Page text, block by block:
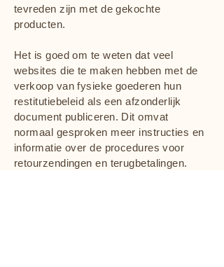
tevreden zijn met de gekochte
producten.
Het is goed om te weten dat veel
websites die te maken hebben met de
verkoop van fysieke goederen hun
restitutiebeleid als een afzonderlijk
document publiceren. Dit omvat
normaal gesproken meer instructies en
informatie over de procedures voor
retourzendingen en terugbetalingen.